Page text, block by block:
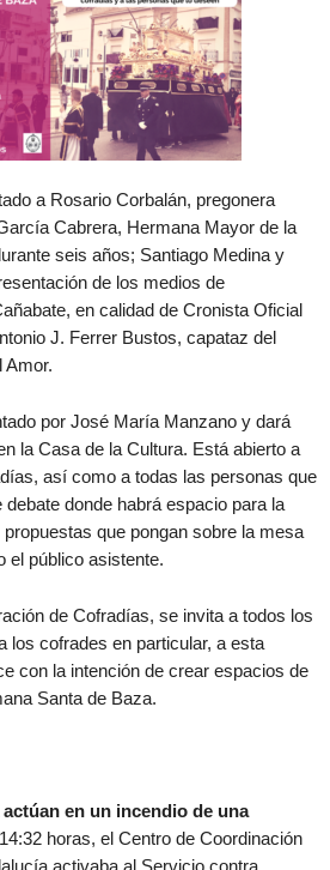
a Rosario Corbalán, pregonera
Cabrera, Hermana Mayor de la
seis años; Santiago Medina y
de los medios de
en calidad de Cronista Oficial
J. Ferrer Bustos, capataz del
Amor.
por José María Manzano y dará
la Casa de la Cultura. Está abierto a
así como a todas las personas que
donde habrá espacio para la
que pongan sobre la mesa
el público asistente.
de Cofradías, se invita a todos los
los cofrades en particular, a esta
con la intención de crear espacios de
Santa de Baza.
en un incendio de una
horas, el Centro de Coordinación
activaba al Servicio contra